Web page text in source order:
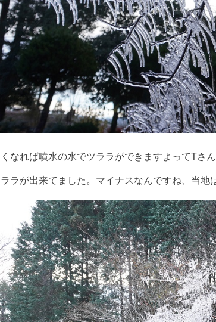
なれば噴水の水でツララができますよってTさん
ラが出来てました。マイナスなんですね、当地